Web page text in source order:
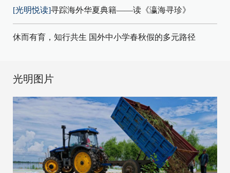
[光明悦读]寻踪海外华夏典籍——读《瀛海寻珍》
休而有育，知行共生 国外中小学春秋假的多元路径
光明图片